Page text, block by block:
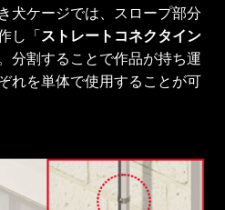
犬ケージでは、スロープ部分
し「 ストレートコネクタイン
分割することで作品が持ち運
れを単体で使用することが可